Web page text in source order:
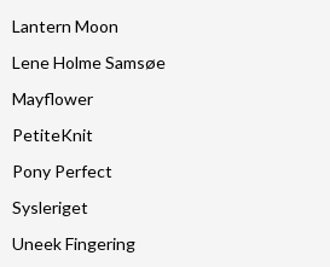
Lantern Moon
Lene Holme Samsøe
Mayflower
PetiteKnit
Pony Perfect
Sysleriget
Uneek Fingering